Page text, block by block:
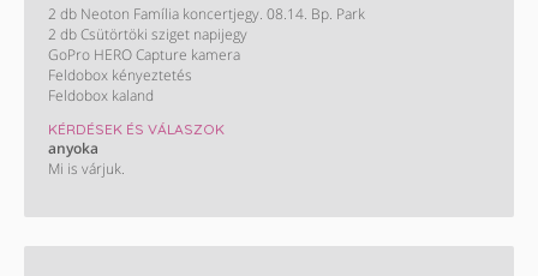
2 db Neoton Família koncertjegy. 08.14. Bp. Park
2 db Csütörtöki sziget napijegy
GoPro HERO Capture kamera
Feldobox kényeztetés
Feldobox kaland
KÉRDÉSEK ÉS VÁLASZOK
anyoka
Mi is várjuk.